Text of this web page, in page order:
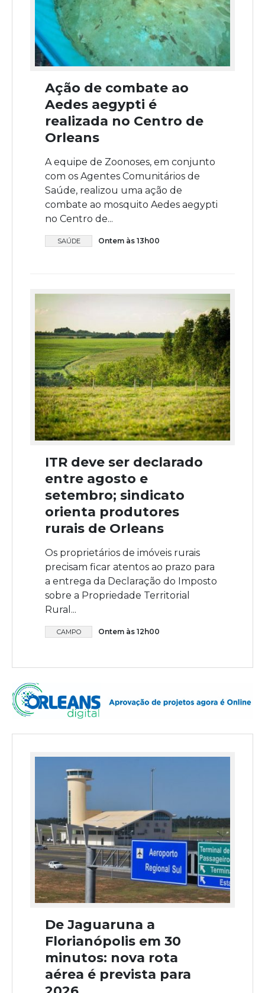
Ação de combate ao
Aedes aegypti é
realizada no Centro de
Orleans
A equipe de Zoonoses, em conjunto
com os Agentes Comunitários de
Saúde, realizou uma ação de
combate ao mosquito Aedes aegypti
no Centro de...
SAÚDE Ontem às 13h00
ITR deve ser declarado
entre agosto e
setembro; sindicato
orienta produtores
rurais de Orleans
Os proprietários de imóveis rurais
precisam ficar atentos ao prazo para
a entrega da Declaração do Imposto
sobre a Propriedade Territorial
Rural...
CAMPO Ontem às 12h00
De Jaguaruna a
Florianópolis em 30
minutos: nova rota
aérea é prevista para